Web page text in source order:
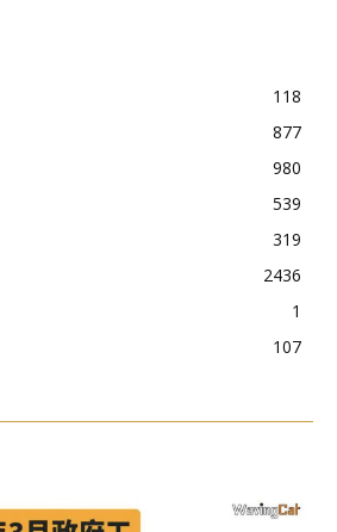
118
877
980
539
319
2436
1
107